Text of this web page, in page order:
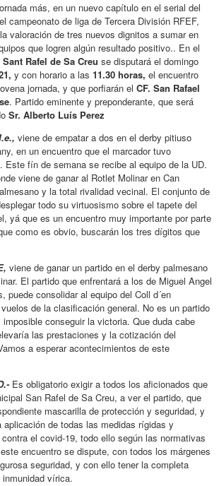
más, en un nuevo capítulo en el serial del
campeonato de liga de Tercera División RFEF,
valoración de tres nuevos dignitos a sumar en
que logren algún resultado positivo.. En el
Rafel de Sa Creu se disputará el domingo
y con horario a las 11.30 horas, el encuentro
jornada, y que porfiarán el CF. San Rafael
. Partido eminente y preponderante, que será
Sr. Alberto Luís Perez
viene de empatar a dos en el derby pitiuso
en un encuentro que el marcador tuvo
Este fín de semana se recibe al equipo de la UD.
viene de ganar al Rotlet Molinar en Can
y la total rivalidad vecinal. El conjunto de
todo su virtuosismo sobre el tapete del
yá que es un encuentro muy importante por parte
como es obvio, buscarán los tres dígitos que
viene de ganar un partido en el derby palmesano
El partido que enfrentará a los de Miguel Angel
puede consolidar al equipo del Coll d´en
de la clasificación general. No es un partido
conseguir la victoria. Que duda cabe
las prestaciones y la cotización del
a esperar acontecimientos de este
Es obligatorio exigir a todos los aficionados que
San Rafel de Sa Creu, a ver el partido, que
mascarilla de protección y seguridad, y
aplicación de todas las medidas rígidas y
el covid-19, todo ello según las normativas
encuentro se dispute, con todos los márgenes
seguridad, y con ello tener la completa
vírica.